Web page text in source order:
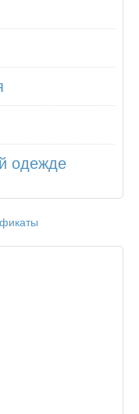
одежде